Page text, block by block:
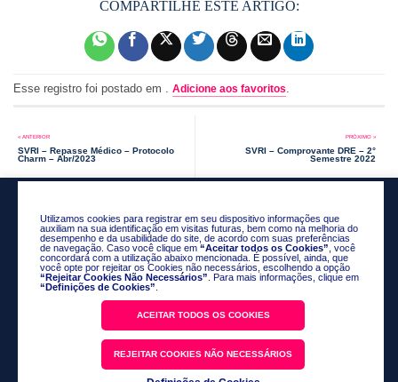
Esse registro foi postado em . Adicione aos favoritos.
SVRI – Repasse Médico – Protocolo
Charm – Abr/2023
SVRI – Comprovante DRE – 2°
Semestre 2022
Política de Privacidade
Código de Conduta
Utilizamos cookies para registrar em seu dispositivo informações que
auxiliam na sua identificação em visitas futuras, bem como na melhoria do
desempenho e da usabilidade do site, de acordo com suas preferências
de navegação. Caso você clique em “Aceitar todos os Cookies” , você
concordará com a utilização abaixo mencionada. É possível, ainda, que
você opte por rejeitar os Cookies não necessários, escolhendo a opção
“Rejeitar Cookies Não Necessários” . Para mais informações, clique em
“Definições de Cookies”
ACEITAR TODOS OS COOKIES
REJEITAR COOKIES NÃO NECESSÁRIOS